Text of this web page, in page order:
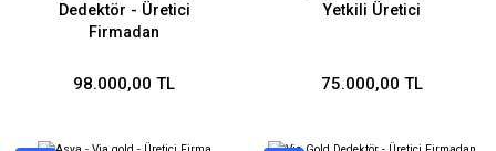
Dedektör - Üretici
Firmadan
98.000,00 TL
Yetkili Üretici
75.000,00 TL